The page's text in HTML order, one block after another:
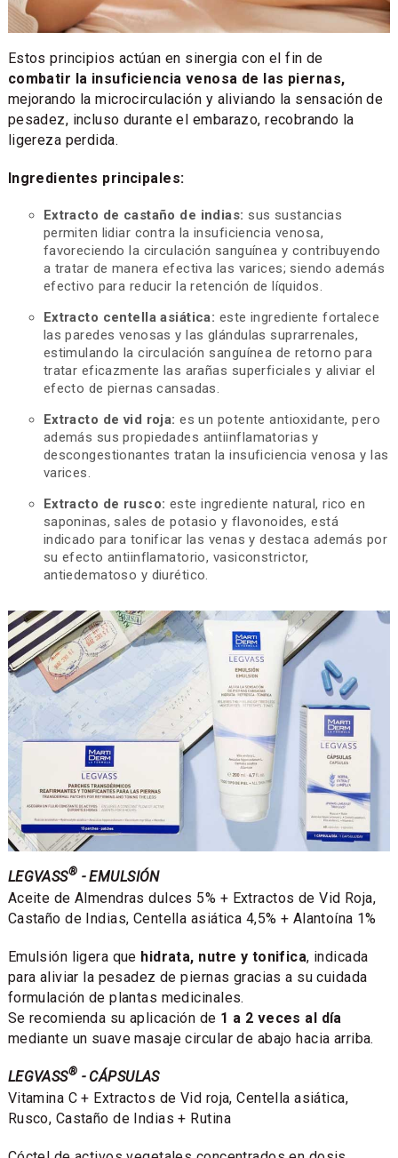
Estos principios actúan en sinergia con el fin de
combatir la insuficiencia venosa de las piernas,
mejorando la microcirculación y aliviando la sensación de
pesadez, incluso durante el embarazo, recobrando la
ligereza perdida.
Ingredientes principales:
Extracto de castaño de indias: sus sustancias
permiten lidiar contra la insuficiencia venosa,
favoreciendo la circulación sanguínea y contribuyendo
a tratar de manera efectiva las varices; siendo además
efectivo para reducir la retención de líquidos.
Extracto centella asiática: este ingrediente fortalece
las paredes venosas y las glándulas suprarrenales,
estimulando la circulación sanguínea de retorno para
tratar eficazmente las arañas superficiales y aliviar el
efecto de piernas cansadas.
Extracto de vid roja: es un potente antioxidante, pero
además sus propiedades antiinflamatorias y
descongestionantes tratan la insuficiencia venosa y las
varices.
Extracto de rusco: este ingrediente natural, rico en
saponinas, sales de potasio y flavonoides, está
indicado para tonificar las venas y destaca además por
su efecto antiinflamatorio, vasiconstrictor,
antiedematoso y diurético.
LEGVASS® - EMULSIÓN
Aceite de Almendras dulces 5% + Extractos de Vid Roja,
Castaño de Indias, Centella asiática 4,5% + Alantoína 1%
Emulsión ligera que hidrata, nutre y tonifica, indicada
para aliviar la pesadez de piernas gracias a su cuidada
formulación de plantas medicinales.
Se recomienda su aplicación de 1 a 2 veces al día
mediante un suave masaje circular de abajo hacia arriba.
LEGVASS® - CÁPSULAS
Vitamina C + Extractos de Vid roja, Centella asiática,
Rusco, Castaño de Indias + Rutina